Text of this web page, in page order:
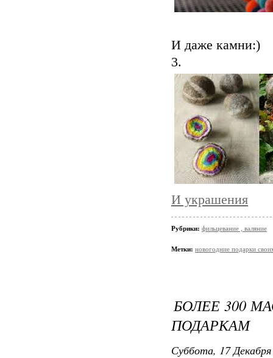
И даже камни:)
3.
И украшения
Рубрики: фильцевание , валяние
Метки: новогодние подарки
БОЛЕЕ 300
ПОДАРКАМ
Суббота, 17